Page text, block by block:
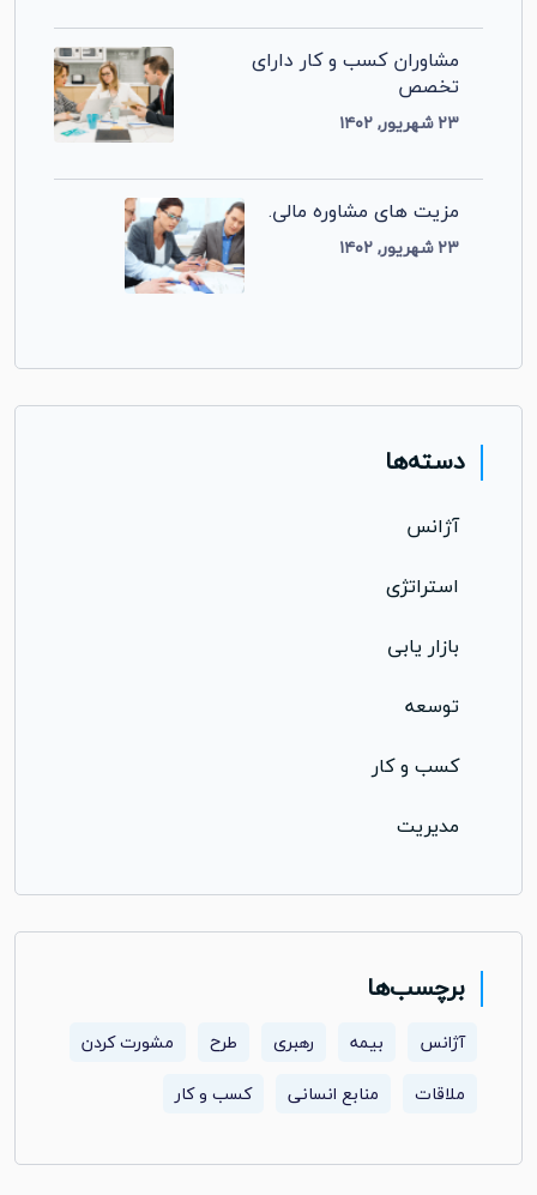
مشاوران کسب و کار دارای
تخصص
۲۳ شهریور, ۱۴۰۲
مزیت های مشاوره مالی.
۲۳ شهریور, ۱۴۰۲
دسته‌ها
آژانس
استراتژی
بازار یابی
توسعه
کسب و کار
مدیریت
برچسب‌ها
آژانس بیمه رهبری طرح
مشورت کردن
ملاقات
منابع انسانی کسب و کار